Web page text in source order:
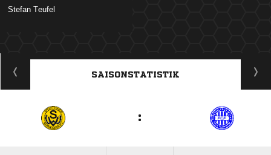
 
ANZEIGE
SAISONSTATISTIK
: